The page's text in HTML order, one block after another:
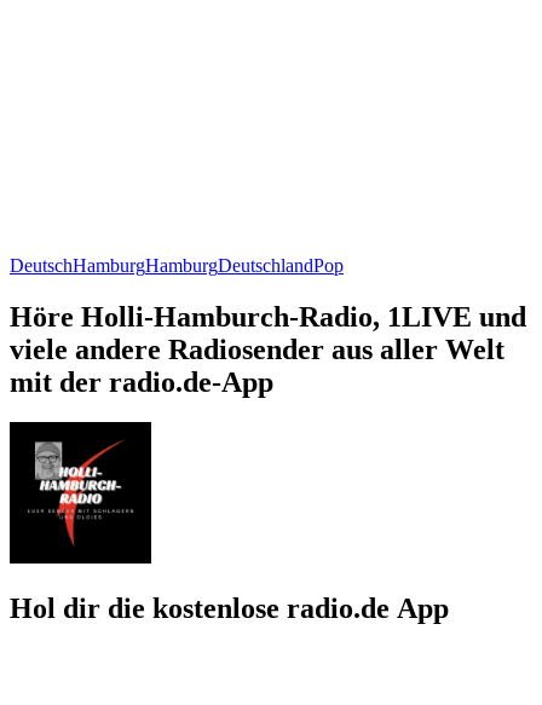
DeutschHamburgHamburgDeutschlandPop
Höre Holli-Hamburch-Radio, 1LIVE und
viele andere Radiosender aus aller Welt
mit der radio.de-App
Hol dir die kostenlose radio.de App